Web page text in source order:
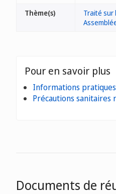
Thème(s)
Traité sur
Pour en savoir plus
Informations pratiques
Précautions sanitaires
Documents de